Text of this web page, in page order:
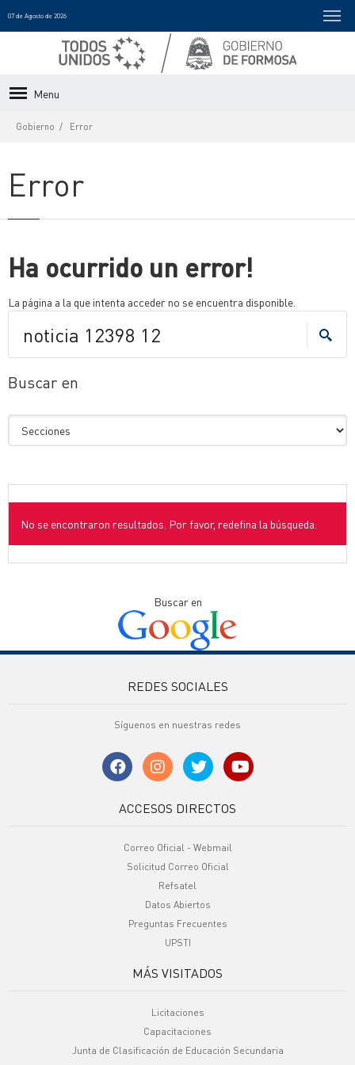
07 de Agosto de 2026
Menu
Gobierno Error
Error
Ha ocurrido un error!
La página a la que intenta acceder no se encuentra disponible.
Buscar en
No se encontraron resultados. Por favor, redefina la búsqueda.
Buscar en
REDES SOCIALES
Síguenos en nuestras redes
ACCESOS DIRECTOS
Correo Oficial - Webmail
Solicitud Correo Oficial
Refsatel
Datos Abiertos
Preguntas Frecuentes
UPSTI
MÁS VISITADOS
Licitaciones
Capacitaciones
Junta de Clasificación de Educación Secundaria